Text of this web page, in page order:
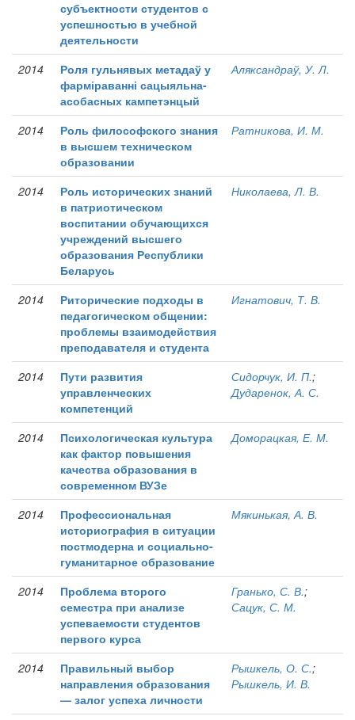
субъектности студентов с
успешностью в учебной
деятельности
2014
Роля гульнявых метадаў у
фарміраванні сацыяльна-
асобасных кампетэнцый
Аляксандраў, У. Л.
2014
Роль философского знания
в высшем техническом
образовании
Ратникова, И. М.
2014
Роль исторических знаний
в патриотическом
воспитании обучающихся
учреждений высшего
образования Республики
Беларусь
Николаева, Л. В.
2014
Риторические подходы в
педагогическом общении:
проблемы взаимодействия
преподавателя и студента
Игнатович, Т. В.
2014
Пути развития
управленческих
компетенций
Сидорчук, И. П.;
Дударенок, А. С.
2014
Психологическая культура
как фактор повышения
качества образования в
современном ВУЗе
Доморацкая, Е. М.
2014
Профессиональная
историография в ситуации
постмодерна и социально-
гуманитарное образование
Мякинькая, А. В.
2014
Проблема второго
семестра при анализе
успеваемости студентов
первого курса
Гранько, С. В.;
Сацук, С. М.
2014
Правильный выбор
направления образования
— залог успеха личности
Рышкель, О. С.;
Рышкель, И. В.